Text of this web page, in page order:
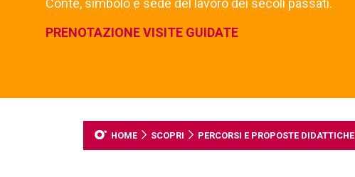
Conte, simbolo e sede del lavoro dei secoli passati.
PRENOTAZIONE VISITE GUIDATE
HOME SCOPRI PERCORSI E PROPOSTE DIDATTICHE